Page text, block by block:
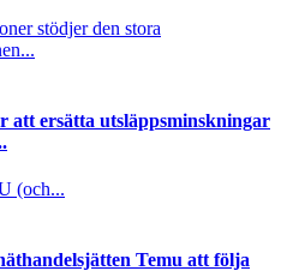
stödjer den stora
att ersätta utsläppsminskningar
(och...
Temu att följa